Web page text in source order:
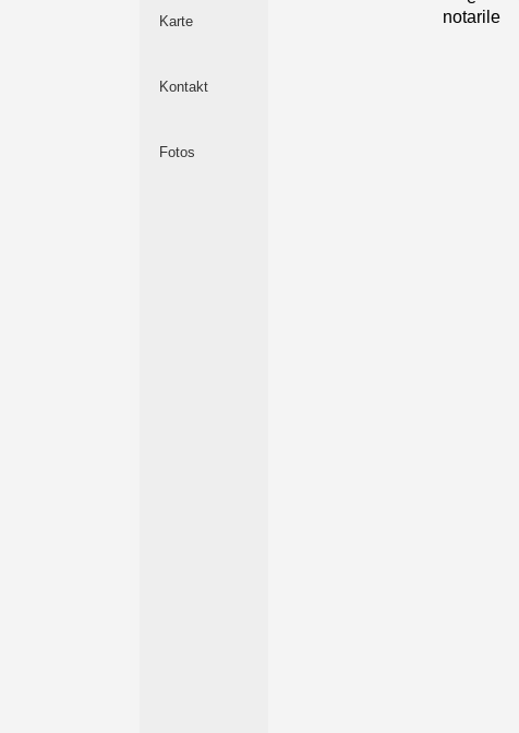
Karte
Kontakt
Fotos